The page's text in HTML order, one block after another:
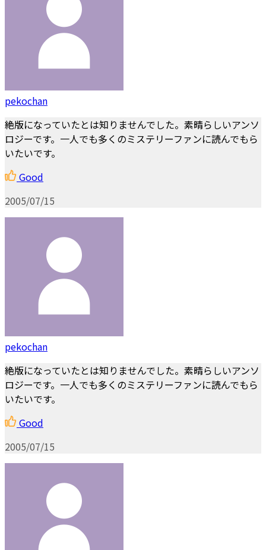
pekochan
絶版になっていたとは知りませんでした。素晴らしいアンソ
ロジーです。一人でも多くのミステリーファンに読んでもら
いたいです。
Good
2005/07/15
pekochan
絶版になっていたとは知りませんでした。素晴らしいアンソ
ロジーです。一人でも多くのミステリーファンに読んでもら
いたいです。
Good
2005/07/15